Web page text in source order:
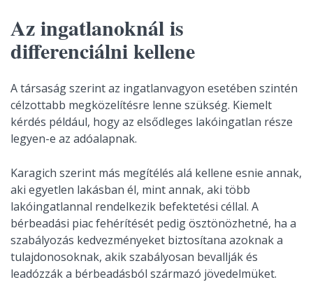
Az ingatlanoknál is
differenciálni kellene
A társaság szerint az ingatlanvagyon esetében szintén
célzottabb megközelítésre lenne szükség. Kiemelt
kérdés például, hogy az elsődleges lakóingatlan része
legyen-e az adóalapnak.
Karagich szerint más megítélés alá kellene esnie annak,
aki egyetlen lakásban él, mint annak, aki több
lakóingatlannal rendelkezik befektetési céllal. A
bérbeadási piac fehérítését pedig ösztönözhetné, ha a
szabályozás kedvezményeket biztosítana azoknak a
tulajdonosoknak, akik szabályosan bevallják és
leadózzák a bérbeadásból származó jövedelmüket.